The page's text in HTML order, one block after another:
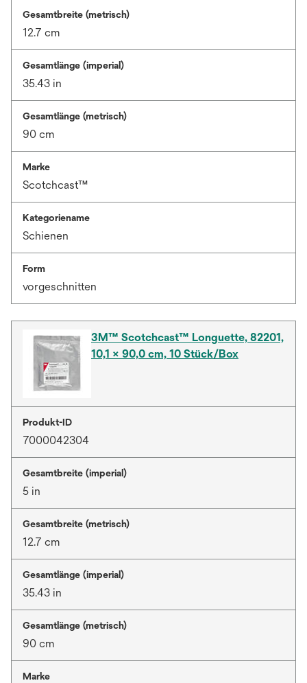
Gesamtbreite (metrisch)
12.7 cm
Gesamtlänge (imperial)
35.43 in
Gesamtlänge (metrisch)
90 cm
Marke
Scotchcast™
Kategoriename
Schienen
Form
vorgeschnitten
3M™ Scotchcast™ Longuette, 82201,
10,1 × 90,0 cm, 10 Stück/Box
Produkt-ID
7000042304
Gesamtbreite (imperial)
5 in
Gesamtbreite (metrisch)
12.7 cm
Gesamtlänge (imperial)
35.43 in
Gesamtlänge (metrisch)
90 cm
Marke